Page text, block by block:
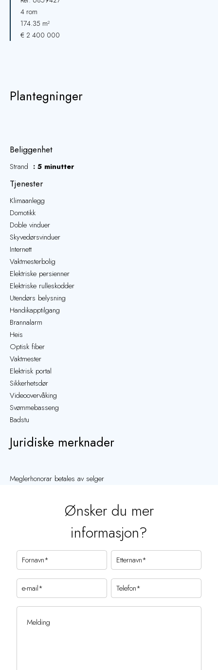
4 rom
174.35 m²
€ 2 400 000
Plantegninger
Beliggenhet
Strand 5 minutter
Tjenester
Klimaanlegg
Domotikk
Doble vinduer
Skyvedørsvinduer
Internett
Vaktmesterbolig
Elektriske persienner
Elektriske rulleskodder
Utendørs belysning
Handikapptilgang
Brannalarm
Heis
Optisk fiber
Vaktmester
Elektrisk portal
Sikkerhetsdør
Videoovervåking
Svømmebasseng
Badstu
Juridiske merknader
Meglerhonorar betales av selger
Ønsker du mer
informasjon?